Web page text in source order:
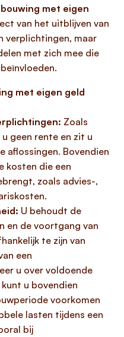
met eigen
van het uitblijven van
verplichtingen, maar
met zich mee die
met eigen geld
Zoals
geen rente en zit u
aflossingen. Bovendien
kosten die een
zoals advies-,
U behoudt de
en de voortgang van
te zijn van
een
u over voldoende
u bovendien
voorkomen
lasten tijdens een
bij